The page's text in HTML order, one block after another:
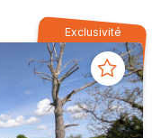
Exclusivité